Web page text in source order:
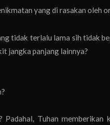
yang di rasakan oleh
tidak terlalu lama sih tidak
jangka panjang lainnya?
Tuhan memberikan